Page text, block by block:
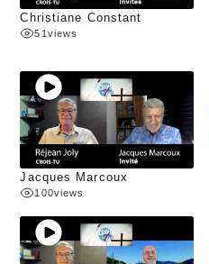
Christiane Constant
51 views
Jacques Marcoux
100views